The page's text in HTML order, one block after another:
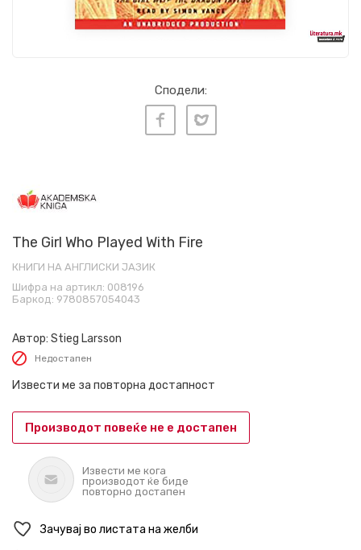
Сподели:
The Girl Who Played With Fire
КНИГИ НА АНГЛИСКИ ЈАЗИК
Шифра на артикл: 008196
Баркод: 9780857054043
Автор: Stieg Larsson
Недостапен
Извести ме за повторна достапност
Производот повеќе не е достапен
Извести ме кога
производот ќе биде
повторно достапен
Зачувај во листата на желби